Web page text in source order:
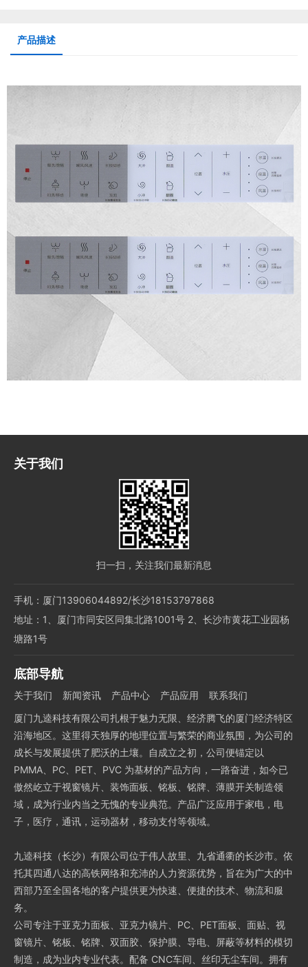
产品描述
关于我们
扫一扫，关注我们最新消息
手机：厦门13906044892/长沙18153797868
地址：1、厦门市同安区同集北路1001号 2、长沙市黄花工业园杨
塘路1号
底部导航
关于我们 新闻资讯 产品中心 产品应用
联系我们
厦门九逵科技有限公司扎根于魅力无限、经济腾飞的厦门经济特区
沿海地区。这里得天独厚的地理位置与繁荣的商业氛围，为公司的
成长与发展提供了肥沃的土壤。自成立之初，公司便锚定以
PMMA、PC、PET、PVC 为基材的产品方向，一路奋进，如今已
傲然屹立于视窗镜片、装饰面板、铭板、铭牌、薄膜开关制造领
域，成为行业内当之无愧的专业典范。产品广泛应用于家电，电
子，医疗，通讯，运动器材，移动支付等领域。
九逵科技（长沙）有限公司位于伟人故里、九省通衢的长沙市。依
托其四通八达的高铁网络和充沛的人力资源优势，旨在为广大的中
西部乃至全国各地的客户提供更为快速、便捷的技术、物流和服
务。
公司专注于亚克力面板、亚克力镜片、PC、PET面板、面贴、视
窗镜片、铭板、铭牌、双面胶、保护膜、导电、屏蔽等材料的模切
制造，成为业内专业代表。配备 CNC车间、丝印无尘车间。拥有